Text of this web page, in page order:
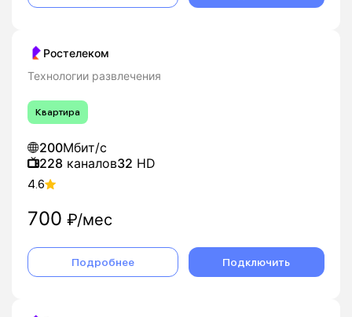
Ростелеком
Технологии развлечения
Квартира
200Мбит/с
228 каналов32 HD
4.6
700 ₽/мес
Подробнее Подключить